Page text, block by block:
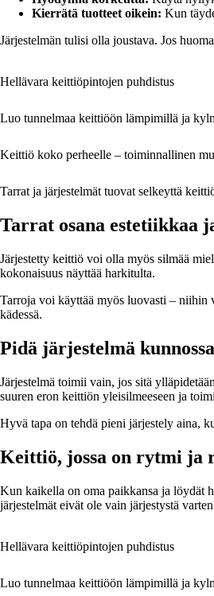
Kierrätä tuotteet oikein: Kun
Järjestelmän tulisi olla joustava. Jos
Hellävara keittiöpintojen puhdistus
Luo tunnelmaa keittiöön lämpimillä ja
Keittiö koko perheelle – toiminnallinen
Tarrat ja järjestelmät tuovat selkeyttä
Tarrat osana estetiikkaa
Järjestetty keittiö voi olla myös silmää
kokonaisuus näyttää harkitulta.
Tarroja voi käyttää myös luovasti – niihin
kädessä.
Pidä järjestelmä kunnossa
Järjestelmä toimii vain, jos sitä
suuren eron keittiön yleisilmeeseen ja
Hyvä tapa on tehdä pieni järjestely aina,
Keittiö, jossa on rytmi ja
Kun kaikella on oma paikkansa ja löydät
järjestelmät eivät ole vain järjestystä
Hellävara keittiöpintojen puhdistus
Luo tunnelmaa keittiöön lämpimillä ja